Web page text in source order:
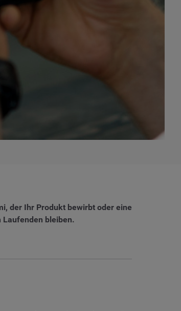
der Ihr Produkt bewirbt oder eine
Laufenden bleiben.